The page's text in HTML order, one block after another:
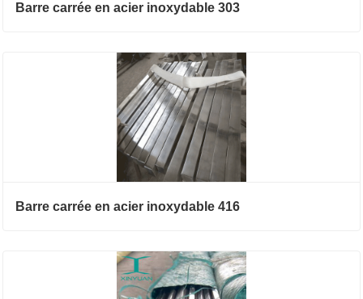
Barre carrée en acier inoxydable 303
Barre carrée en acier inoxydable 416